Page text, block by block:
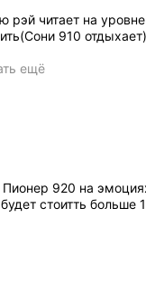
рэй читает на
910 отдыхает)
ещё
Пионер 920 на
стоитть